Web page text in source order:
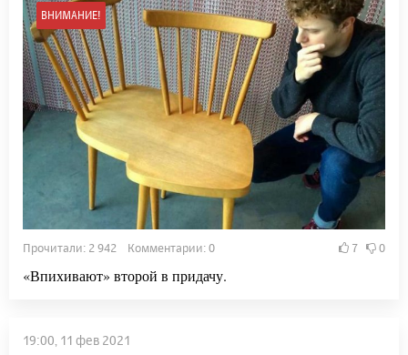
ВНИМАНИЕ!
Прочитали: 2 942 Комментарии: 0 7 0
«Впихивают» второй в придачу.
19:00, 11 фев 2021